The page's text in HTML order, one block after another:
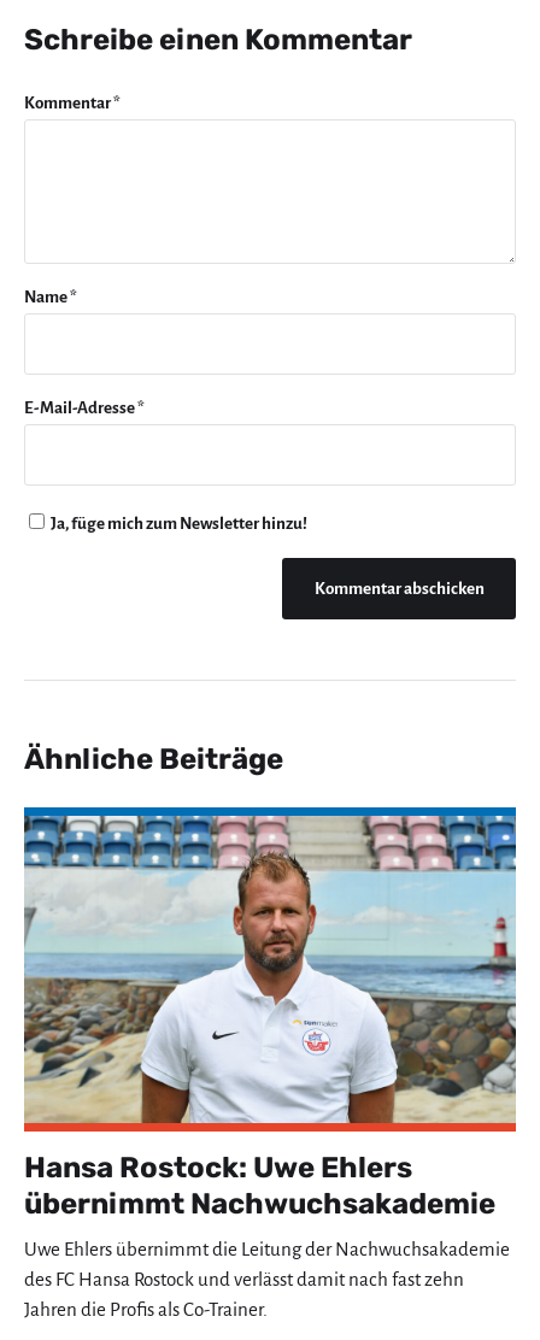
Schreibe einen Kommentar
Kommentar*
Name*
E-Mail-Adresse*
Ja, füge mich zum Newsletter hinzu!
Ähnliche Beiträge
Hansa Rostock: Uwe Ehlers
übernimmt Nachwuchsakademie
Uwe Ehlers übernimmt die Leitung der Nachwuchsakademie
des FC Hansa Rostock und verlässt damit nach fast zehn
Jahren die Profis als Co-Trainer.